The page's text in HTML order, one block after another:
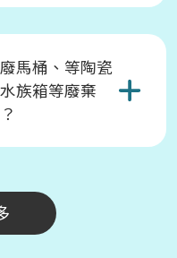
馬桶、等陶瓷
族箱等廢棄